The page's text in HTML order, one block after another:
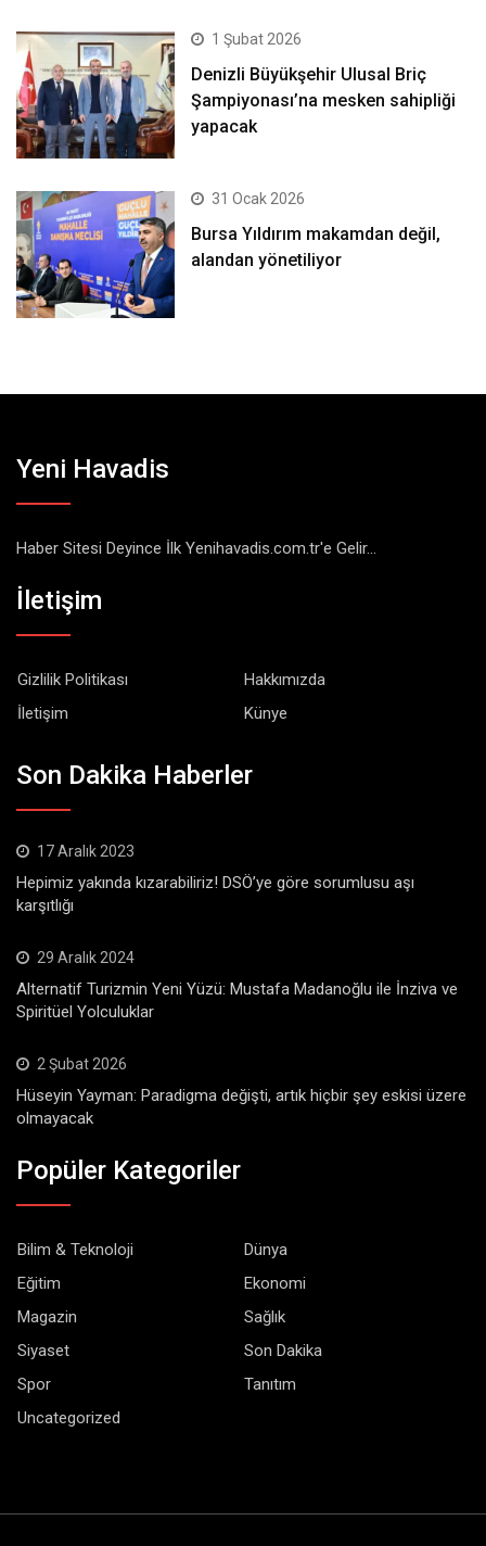
1 Şubat 2026
Denizli Büyükşehir Ulusal Briç
Şampiyonası’na mesken sahipliği
yapacak
31 Ocak 2026
Bursa Yıldırım makamdan değil,
alandan yönetiliyor
Yeni Havadis
Haber Sitesi Deyince İlk Yenihavadis.com.tr'e Gelir...
İletişim
Gizlilik Politikası
Hakkımızda
İletişim
Künye
Son Dakika Haberler
17 Aralık 2023
Hepimiz yakında kızarabiliriz! DSÖ’ye göre sorumlusu aşı
karşıtlığı
29 Aralık 2024
Alternatif Turizmin Yeni Yüzü: Mustafa Madanoğlu ile İnziva ve
Spiritüel Yolculuklar
2 Şubat 2026
Hüseyin Yayman: Paradigma değişti, artık hiçbir şey eskisi üzere
olmayacak
Popüler Kategoriler
Bilim & Teknoloji
Dünya
Eğitim
Ekonomi
Magazin
Sağlık
Siyaset
Son Dakika
Spor
Tanıtım
Uncategorized